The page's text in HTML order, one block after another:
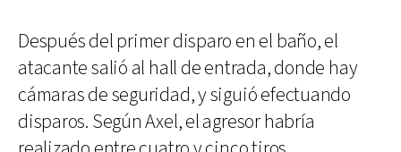
Después del primer disparo en el baño, el
atacante salió al hall de entrada, donde hay
cámaras de seguridad, y siguió efectuando
disparos. Según Axel, el agresor habría